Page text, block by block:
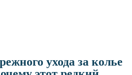
ухода за колье